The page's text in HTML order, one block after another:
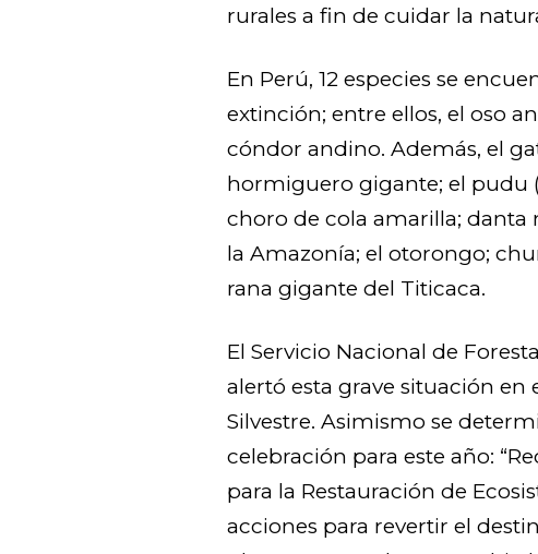
rurales a fin de cuidar la
En Perú, 12 especies se
extinción; entre ellos, el oso
cóndor andino. Además, el
hormiguero gigante; el pudu
choro de cola amarilla; danta
la Amazonía; el otorongo;
rana gigante del Titicaca.
El Servicio Nacional de
alertó esta grave situación en
Silvestre. Asimismo se
celebración para este año:
para la Restauración de
acciones para revertir el